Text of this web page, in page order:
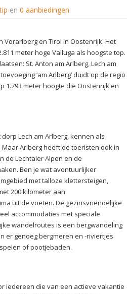
en 0 aanbiedingen.
Vorarlberg en Tirol in Oostenrijk. Het
meter hoge Valluga als hoogste top.
St. Anton am Arlberg, Lech am
‘am Arlberg’ duidt op de regio
1.793 meter hoogte die Oostenrijk en
Lech am Arlberg, kennen als
Arlberg heeft de toeristen ook in
de Lechtaler Alpen en de
Ben je wat avontuurlijker
met talloze klettersteigen,
200 kilometer aan
uit de voeten. De gezinsvriendelijke
accommodaties met speciale
wandelroutes is een bergwandeling
er genoeg bergmeren en -riviertjes
of pootjebaden.
iedereen die van een actieve vakantie